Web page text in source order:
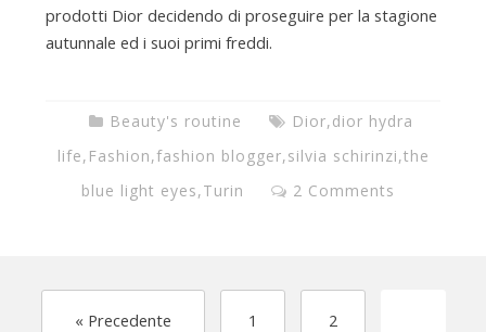
prodotti Dior decidendo di proseguire per la stagione
autunnale ed i suoi primi freddi.
Beauty's routine Dior,dior hydra
life, Fashion,fashion blogger,silvia schirinzi,the
blue light eyes,Turin 2 Comments
« Precedente 1 2